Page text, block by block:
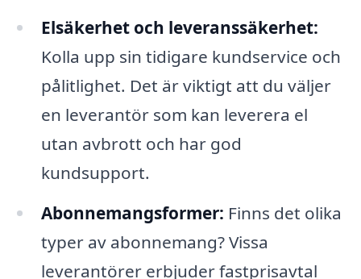
Elsäkerhet och leveranssäkerhet:
Kolla upp sin tidigare kundservice och
pålitlighet. Det är viktigt att du väljer
en leverantör som kan leverera el
utan avbrott och har god
kundsupport.
Abonnemangsformer: Finns det olika
typer av abonnemang? Vissa
leverantörer erbjuder fastprisavtal